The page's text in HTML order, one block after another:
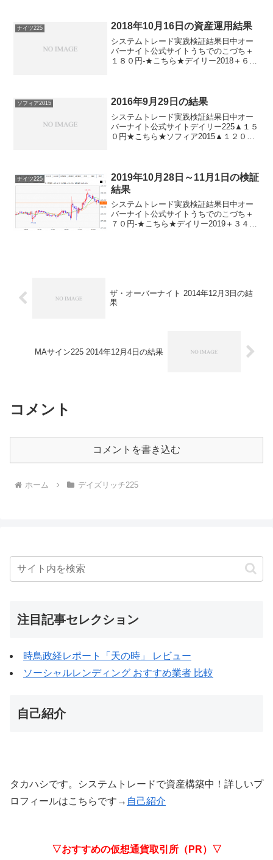
イ...
ナイツ225 2018年10月16日の資産運用結果
システムトレード実践検証結果日中オー
バーナイト公式サイトうちでのこづち＋
１８０円-★こちら★デイリー2018＋６２
ソフィア2015 2016年9月29日の結果
システムトレード実践検証結果日中オー
バーナイト公式サイトデイリー225▲１５
０円★こちら★ソフィア2015▲１２０円
▲...
ナイツ225
2019年10月28日～11月1日の検証
結果
システムトレード実践検証結果日中オー
バーナイト公式サイトうちでのこづち＋
７０円-★こちら★デイリー2019＋３４０
ザ・オーバーナイト 2014年12月3日の結
果
MAサイン225 2014年12月4日の結果
コメント
コメントを書き込む
ホーム デイズリッチ225
注目記事セレクション
時鳥政経レポート「天の時」 レビュー
ソーシャルレンディング おすすめ業者 比較
自己紹介
タカハシです。システムトレードで資産構築中！詳しいプ
ロフィールはこちらです→ 自己紹介
▽おすすめの仮想通貨取引所（PR）▽